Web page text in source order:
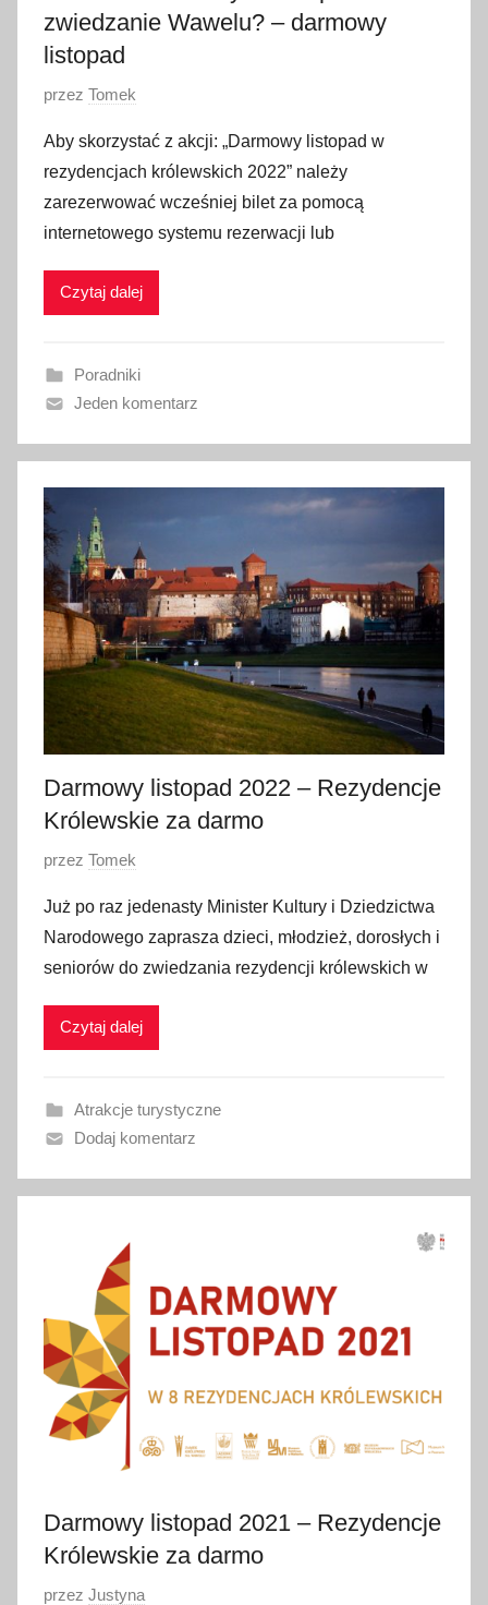
zwiedzanie Wawelu? – darmowy
listopad
O
u
b
l
i
w
n
o
l
i
s
t
o
p
a
d
przez Tomek
Aby skorzystać z akcji: „Darmowy listopad w
rezydencjach królewskich 2022” należy
zarezerwować wcześniej bilet za pomocą
internetowego systemu rezerwacji lub
Czytaj dalej
Poradniki
Jeden komentarz
Darmowy listopad 2022 – Rezydencje
Królewskie za darmo
O
u
b
l
i
a
n
1
o
p
d
0
2
przez Tomek
Już po raz jedenasty Minister Kultury i Dziedzictwa
Narodowego zaprasza dzieci, młodzież, dorosłych i
seniorów do zwiedzania rezydencji królewskich w
Czytaj dalej
Atrakcje turystyczne
Dodaj komentarz
Darmowy listopad 2021 – Rezydencje
Królewskie za darmo
O
przez Justyna